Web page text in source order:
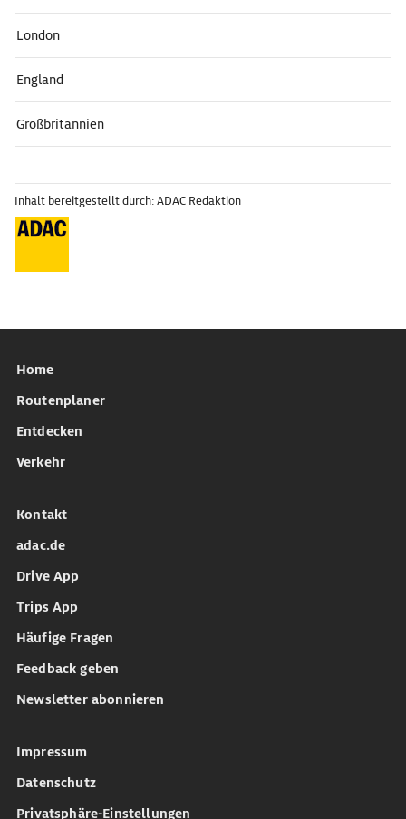
London
England
Großbritannien
Inhalt bereitgestellt durch: ADAC Redaktion
Home
Routenplaner
Entdecken
Verkehr
Kontakt
adac.de
Drive App
Trips App
Häufige Fragen
Feedback geben
Newsletter abonnieren
Impressum
Datenschutz
Privatsphäre-Einstellungen